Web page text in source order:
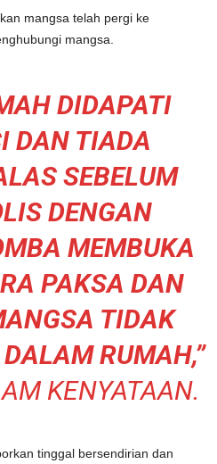
mangsa telah pergi ke
mangsa.
DIDAPATI
DAN TIADA
SEBELUM
DENGAN
MEMBUKA
PAKSA DAN
TIDAK
RUMAH,”
KENYATAAN.
tinggal bersendirian dan